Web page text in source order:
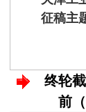
征稿主
终轮
前